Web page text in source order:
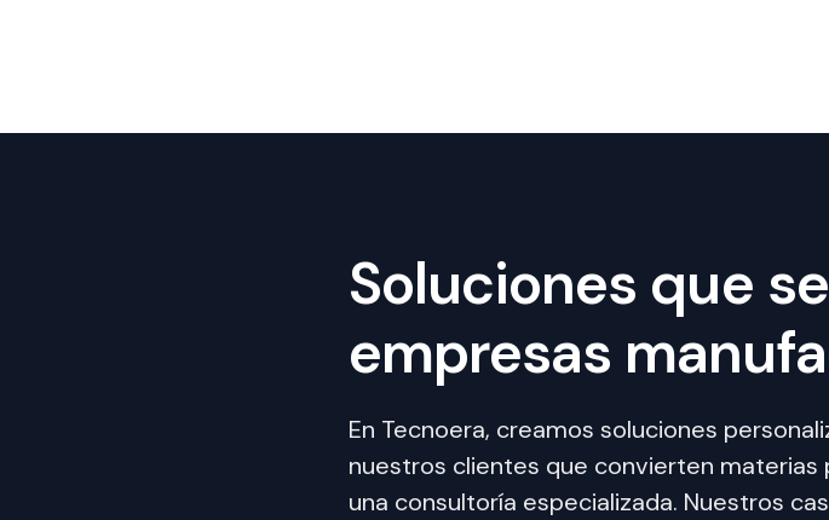
Soluciones que
empresas
En Tecnoera, creamos soluciones
nuestros clientes que convierten materias
una consultoría especializada. Nuestros